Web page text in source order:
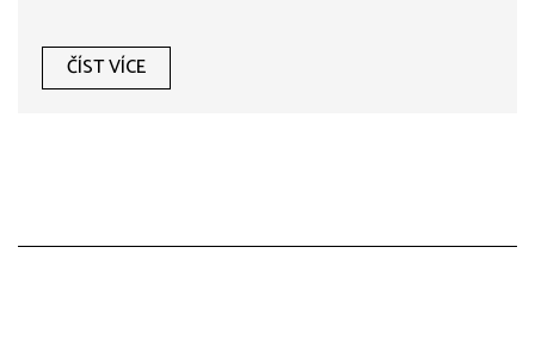
vlastníků (SVJ) v takové situaci..
ČÍST VÍCE